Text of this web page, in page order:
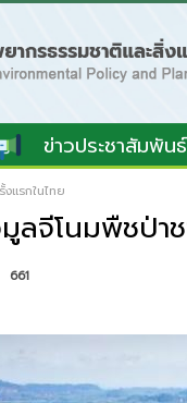
ข่าวประชาสัมพันธ์
แรกในไทย
จีโนมพืชป่าช
661